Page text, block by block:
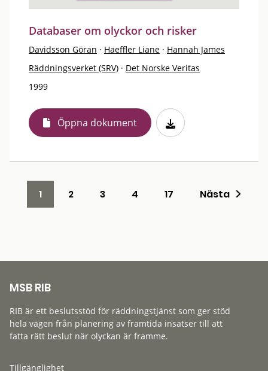
Databaser om olyckor och risker
Davidsson Göran · Haeffler Liane · Hannah James
Räddningsverket (SRV) · Det Norske Veritas
1999
Öppna dokument
1 2 3 4 17 Nästa
MSB RIB
RIB är ett beslutsstöd för räddningstjänst som ger stöd
hela vägen från planering av framtida insatser till att
fatta rätt beslut när olyckan är framme.
Tillgänglighet